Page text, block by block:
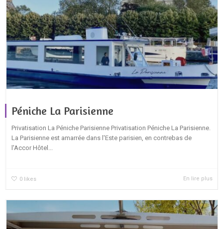
Péniche La Parisienne
Privatisation La Péniche Parisienne Privatisation Péniche La Parisienne.
La Parisienne est amarrée dans l'Este parisien, en contrebas de
l'Accor Hôtel...
0 likes En lire plus